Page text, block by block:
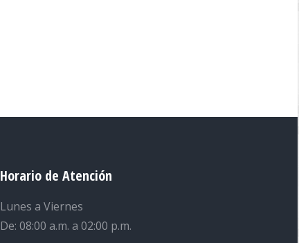
Horario de Atención
Lunes a Viernes
De: 08:00 a.m. a 02:00 p.m.